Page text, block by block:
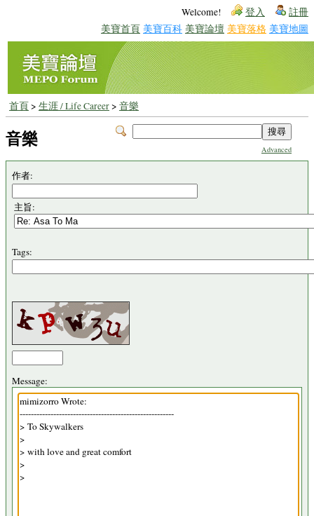
Welcome! 登入 註冊
美寶首頁 美寶百科 美寶論壇 美寶落格 美寶地圖
首頁> 生涯 / Life Career> 音樂
Advanced
音樂
作者:
主旨:
Tags:
Message: